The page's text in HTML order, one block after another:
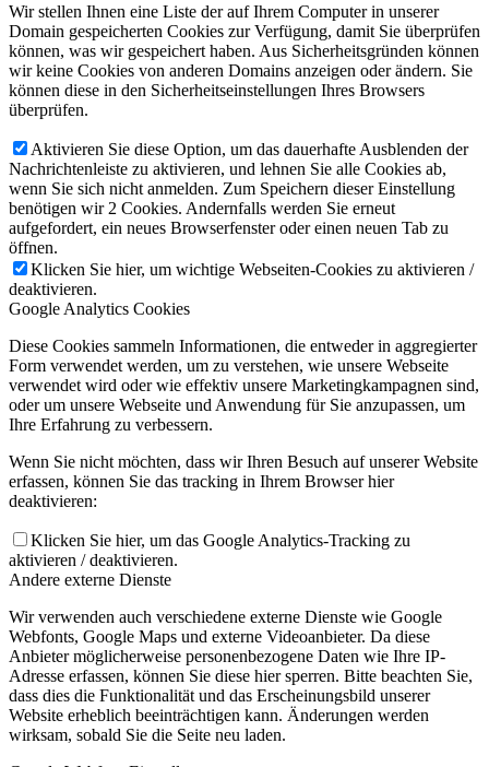
Wir stellen Ihnen eine Liste der auf Ihrem Computer in unserer
Domain gespeicherten Cookies zur Verfügung, damit Sie überprüfen
können, was wir gespeichert haben. Aus Sicherheitsgründen können
wir keine Cookies von anderen Domains anzeigen oder ändern. Sie
können diese in den Sicherheitseinstellungen Ihres Browsers
überprüfen.
Aktivieren Sie diese Option, um das dauerhafte Ausblenden der
Nachrichtenleiste zu aktivieren, und lehnen Sie alle Cookies ab,
wenn Sie sich nicht anmelden. Zum Speichern dieser Einstellung
benötigen wir 2 Cookies. Andernfalls werden Sie erneut
aufgefordert, ein neues Browserfenster oder einen neuen Tab zu
öffnen.
Klicken Sie hier, um wichtige Webseiten-Cookies zu aktivieren /
deaktivieren.
Google Analytics Cookies
Diese Cookies sammeln Informationen, die entweder in aggregierter
Form verwendet werden, um zu verstehen, wie unsere Webseite
verwendet wird oder wie effektiv unsere Marketingkampagnen sind,
oder um unsere Webseite und Anwendung für Sie anzupassen, um
Ihre Erfahrung zu verbessern.
Wenn Sie nicht möchten, dass wir Ihren Besuch auf unserer Website
erfassen, können Sie das tracking in Ihrem Browser hier
deaktivieren:
Klicken Sie hier, um das Google Analytics-Tracking zu
aktivieren / deaktivieren.
Andere externe Dienste
Wir verwenden auch verschiedene externe Dienste wie Google
Webfonts, Google Maps und externe Videoanbieter. Da diese
Anbieter möglicherweise personenbezogene Daten wie Ihre IP-
Adresse erfassen, können Sie diese hier sperren. Bitte beachten Sie,
dass dies die Funktionalität und das Erscheinungsbild unserer
Website erheblich beeinträchtigen kann. Änderungen werden
wirksam, sobald Sie die Seite neu laden.